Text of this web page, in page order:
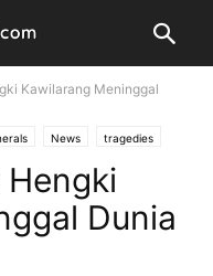
Kawilarang Meninggal
News tragedies
Hengki
Dunia